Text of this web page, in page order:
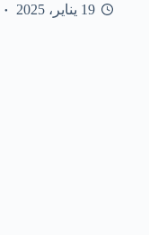
19 يناير، 2025